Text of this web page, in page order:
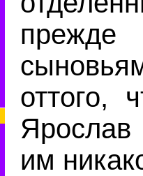
оттого,
им